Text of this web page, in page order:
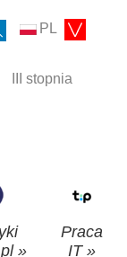
PL
III stopnia
»
Praca
IT »